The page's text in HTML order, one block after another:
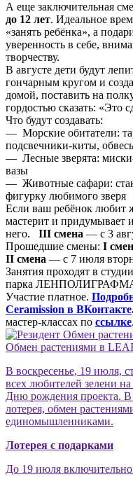
А еще заключительная
до 12 лет. Идеальное
«занять ребёнка», а
уверенность в себе,
творчеству.
В августе дети будут
гончарным кругом и
домой, поставить на
гордостью сказать: «Это
Что будут создавать:
— Морские обитатели:
подсвечники-киты,
— Лесные зверята:
вазы
— Животные сафари:
фигурку любимого зверя
Если ваш ребёнок любит
мастерит и придумывает
него. III смена — с 3
Прошедшие смены: I
II смена — с 7 июля
Занятия проходят в студии
парка
Участие платное.
Ceramission в ВКонтакте
мастер-классах по ссылке.
Обмен растениями в
В воскресенье, 19 июля,
всех любителей зелени
Дню рождения проекта.
лотерея, обмен
единомышленниками.
Лотерея с подарками
До 19 июля включительно